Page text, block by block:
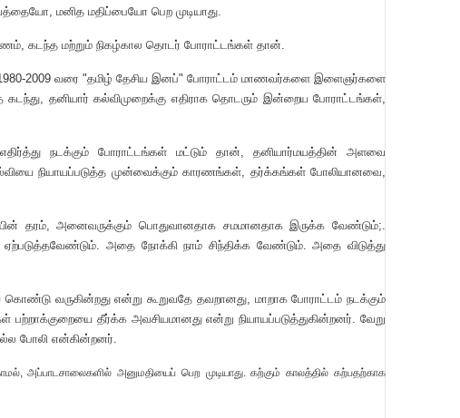
மனித மதிப்பையோ பெற முடியாது.
கடந்த மற்றும் நிகழ்கால தொடர் போராட்டங்கள் தான்.
1980-2009 வரை "தமிழ் தேசிய இனப்" போராட்டம் மாணவர்களை இளைஞர்களை
கடந்து, தனியார் கல்விமுறைக்கு எதிராக தொடரும் இன்றைய போராட்டங்கள்,
நடக்கும் போராட்டங்கள் மட்டும் தான், தனியார்மயத்தின் அளவை
நியாயப்படுத்த முன்வைக்கும் காரணங்கள், தர்க்கங்கள் போலியானவை,
தரம், அனைவருக்கும் பொதுவானதாக சமமானதாக இருக்க வேண்டும்;.
அதை நோக்கி நாம் சிந்திக்க வேண்டும். அதை விடுத்து
வருகின்றது என்று கூறுவதே தவறானது, மாறாக போராட்டம் நடக்கும்
தீர்க்க அவசியமானது என்று நியாயப்படுத்துகின்றனர். வேறு
போலி என்கின்றனர்.
அனுமதியைப் பெற முடியாது. கற்கும் காலத்தில் கற்பதற்காக